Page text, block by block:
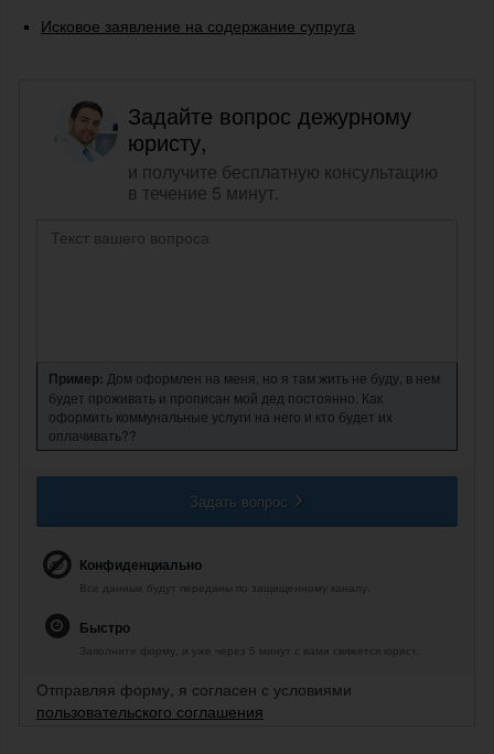
Исковое заявление на содержание супруга
Задайте вопрос дежурному
юристу,
и получите бесплатную консультацию
в течение 5 минут.
Пример: Дом оформлен на меня, но я там жить не буду, в нем
будет проживать и прописан мой дед постоянно. Как
оформить коммунальные услуги на него и кто будет их
оплачивать??
Задать вопрос
Конфиденциально
Все данные будут переданы по защищенному каналу.
Быстро
Заполните форму, и уже через 5 минут с вами свяжется юрист.
Отправляя форму, я согласен с условиями
пользовательского соглашения